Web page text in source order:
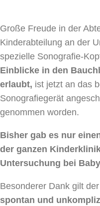
Große Freude in der
Kinderabteilung an der
spezielle Sonografie-
Einblicke in den
erlaubt, ist jetzt an das
Sonografiegerät
genommen worden.
Bisher gab es nur
der ganzen
Untersuchung bei
Besonderer Dank gilt der
spontan und